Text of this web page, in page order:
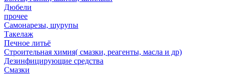
Дюбели
прочее
Самонарезы, шурупы
Такелаж
Печное литьё
Строительная химия( смазки, реагенты, масла и др)
Дезинфицирующие средства
Смазки